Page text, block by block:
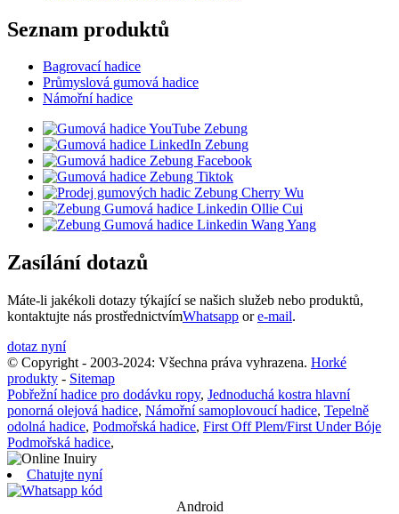
Seznam produktů
Bagrovací hadice
Průmyslová gumová hadice
Námořní hadice
Zasílání dotazů
Máte-li jakékoli dotazy týkající se našich služeb nebo produktů,
kontaktujte nás prostřednictvímWhatsapp ore-mail.
dotaz nyní
© Copyright - 2003-2024: Všechna práva vyhrazena. Horké
produkty - Sitemap
Pobřežní hadice pro dodávku ropy, Jednoduchá kostra hlavní
ponorná olejová hadice, Námořní samoplovoucí hadice, Tepelně
odolná hadice, Podmořská hadice, First Off Plem/First Under Bóje
Podmořská hadice,
Chatujte nyní
Android